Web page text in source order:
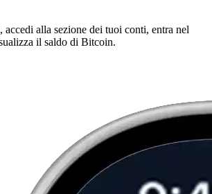
alla sezione dei tuoi conti, entra nel
il saldo di Bitcoin.